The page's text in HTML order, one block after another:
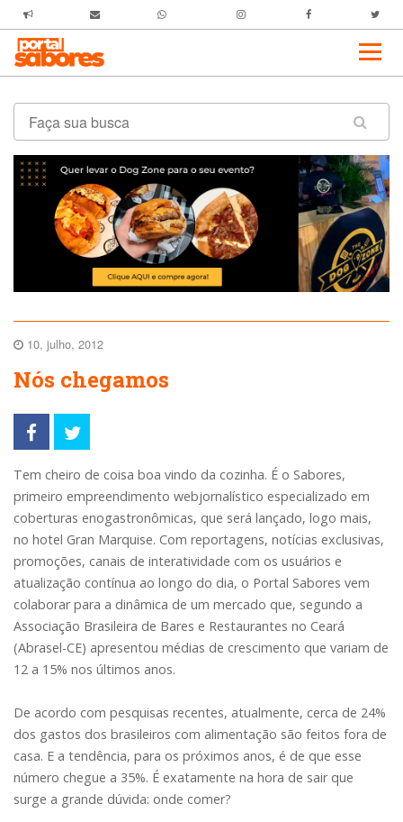
10, julho, 2012
Nós chegamos
Tem cheiro de coisa boa vindo da cozinha. É o Sabores,
primeiro empreendimento webjornalístico especializado em
coberturas enogastronômicas, que será lançado, logo mais,
no hotel Gran Marquise. Com reportagens, notícias exclusivas,
promoções, canais de interatividade com os usuários e
atualização contínua ao longo do dia, o Portal Sabores vem
colaborar para a dinâmica de um mercado que, segundo a
Associação Brasileira de Bares e Restaurantes no Ceará
(Abrasel-CE) apresentou médias de crescimento que variam de
12 a 15% nos últimos anos.
De acordo com pesquisas recentes, atualmente, cerca de 24%
dos gastos dos brasileiros com alimentação são feitos fora de
casa. E a tendência, para os próximos anos, é de que esse
número chegue a 35%. É exatamente na hora de sair que
surge a grande dúvida: onde comer?